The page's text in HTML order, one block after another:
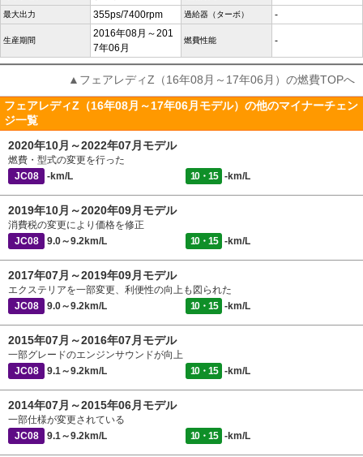
最大出力 355ps/7400rpm 過給器（ターボ） -
生産期間
2016年08月～201
7年06月
燃費性能 -
▲フェアレディZ（16年08月～17年06月）の燃費TOPへ
フェアレディZ（16年08月～17年06月モデル）の他のマイナーチェン
ジ一覧
2020年10月～2022年07月モデル
燃費・型式の変更を行った
JC08
-km/L 10・15 -km/L
2019年10月～2020年09月モデル
消費税の変更により価格を修正
JC08
9.0～9.2km/L 10・15 -km/L
2017年07月～2019年09月モデル
エクステリアを一部変更、利便性の向上も図られた
JC08
9.0～9.2km/L 10・15 -km/L
2015年07月～2016年07月モデル
一部グレードのエンジンサウンドが向上
JC08
9.1～9.2km/L 10・15 -km/L
2014年07月～2015年06月モデル
一部仕様が変更されている
JC08
9.1～9.2km/L 10・15 -km/L